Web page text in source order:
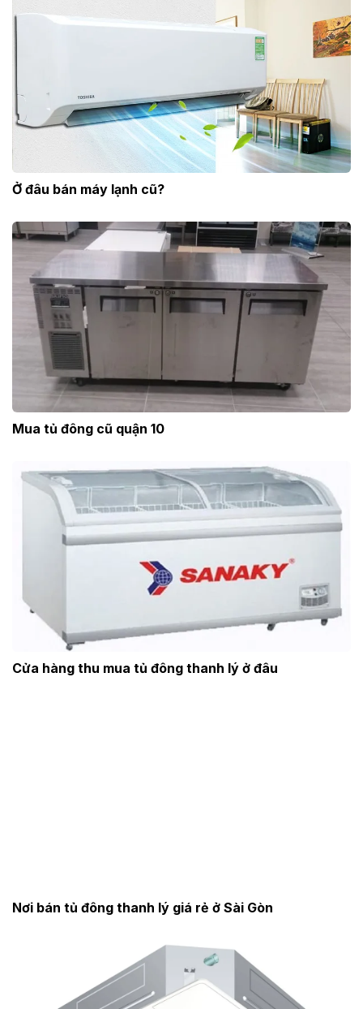
Ở đâu bán máy lạnh cũ?
Mua tủ đông cũ quận 10
Cửa hàng thu mua tủ đông thanh lý ở đâu
Nơi bán tủ đông thanh lý giá rẻ ở Sài Gòn